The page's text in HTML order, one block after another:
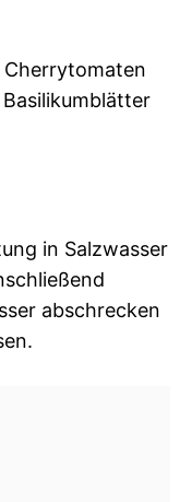
Cherrytomaten
in Salzwasser
abschrecken